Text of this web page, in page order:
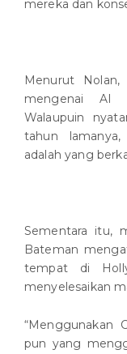
mereka dan
Menurut
mengenai AI
Walaupuin
tahun
adalah yang
Sementara itu,
Bateman
tempat di
menyelesaikan
“Menggunakan
pun yang